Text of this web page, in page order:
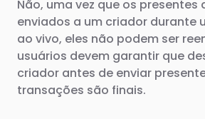
Não, uma vez que os presentes
enviados a um criador durante
ao vivo, eles não podem ser
usuários devem garantir que
criador antes de enviar
transações são finais.